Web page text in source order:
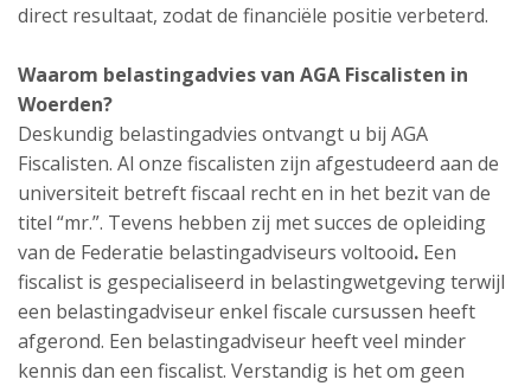
direct resultaat, zodat de financiële positie verbeterd.
Waarom belastingadvies van AGA Fiscalisten in
Woerden?
Deskundig belastingadvies ontvangt u bij AGA
Fiscalisten. Al onze fiscalisten zijn afgestudeerd aan de
universiteit betreft fiscaal recht en in het bezit van de
titel “mr.”. Tevens hebben zij met succes de opleiding
van de Federatie belastingadviseurs voltooid. Een
fiscalist is gespecialiseerd in belastingwetgeving terwijl
een belastingadviseur enkel fiscale cursussen heeft
afgerond. Een belastingadviseur heeft veel minder
kennis dan een fiscalist. Verstandig is het om geen